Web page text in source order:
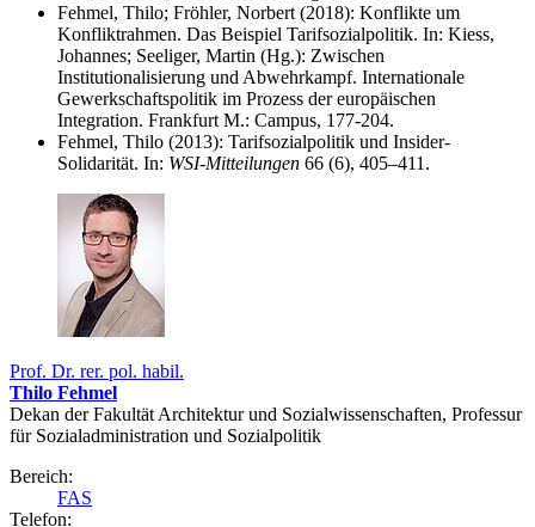
Fehmel, Thilo; Fröhler, Norbert (2018): Konflikte um
Konfliktrahmen. Das Beispiel Tarifsozialpolitik. In: Kiess,
Johannes; Seeliger, Martin (Hg.): Zwischen
Institutionalisierung und Abwehrkampf. Internationale
Gewerkschaftspolitik im Prozess der europäischen
Integration. Frankfurt M.: Campus, 177-204.
Fehmel, Thilo (2013): Tarifsozialpolitik und Insider-
Solidarität. In: WSI-Mitteilungen 66 (6), 405–411.
Prof. Dr. rer. pol. habil.
Thilo Fehmel
Dekan der Fakultät Architektur und Sozialwissenschaften, Professur
für Sozialadministration und Sozialpolitik
Bereich:
FAS
Telefon: